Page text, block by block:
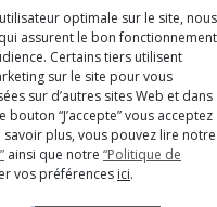
optimale sur le site, nous
assurent le bon fonctionnement
Certains tiers utilisent
sur le site pour vous
sur d’autres sites Web et dans
“J’accepte” vous acceptez
savoir plus, vous pouvez lire notre
ainsi que notre “Politique de
vos préférences ici.